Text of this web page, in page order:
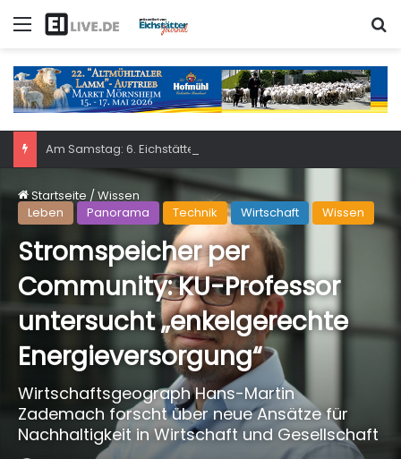
Menü
Startseite /Wissen
Leben
Panorama Technik Wirtschaft Wissen
Stromspeicher per
Community: KU-Professor
untersucht „enkelgerechte
Energieversorgung“
Wirtschaftsgeograph Hans-Martin
Zademach forscht über neue Ansätze für
Nachhaltigkeit in Wirtschaft und Gesellschaft